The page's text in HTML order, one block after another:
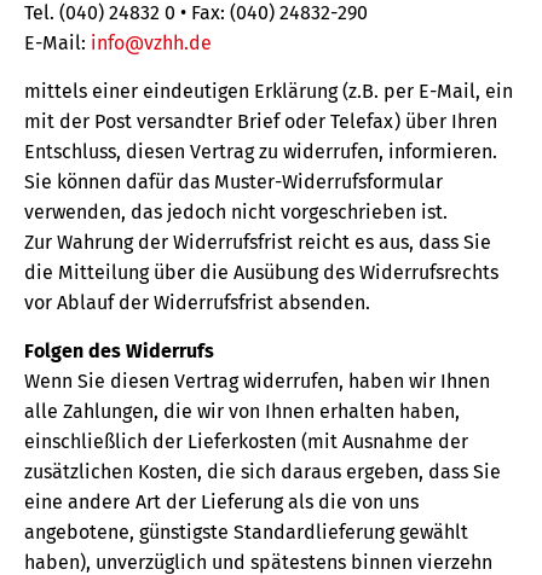
Tel. (040) 24832 0 • Fax: (040) 24832-290
E-Mail: info@vzhh.de
mittels einer eindeutigen Erklärung (z.B. per E-Mail, ein
mit der Post versandter Brief oder Telefax) über Ihren
Entschluss, diesen Vertrag zu widerrufen, informieren.
Sie können dafür das Muster-Widerrufsformular
verwenden, das jedoch nicht vorgeschrieben ist.
Zur Wahrung der Widerrufsfrist reicht es aus, dass Sie
die Mitteilung über die Ausübung des Widerrufsrechts
vor Ablauf der Widerrufsfrist absenden.
Folgen des Widerrufs
Wenn Sie diesen Vertrag widerrufen, haben wir Ihnen
alle Zahlungen, die wir von Ihnen erhalten haben,
einschließlich der Lieferkosten (mit Ausnahme der
zusätzlichen Kosten, die sich daraus ergeben, dass Sie
eine andere Art der Lieferung als die von uns
angebotene, günstigste Standardlieferung gewählt
haben), unverzüglich und spätestens binnen vierzehn